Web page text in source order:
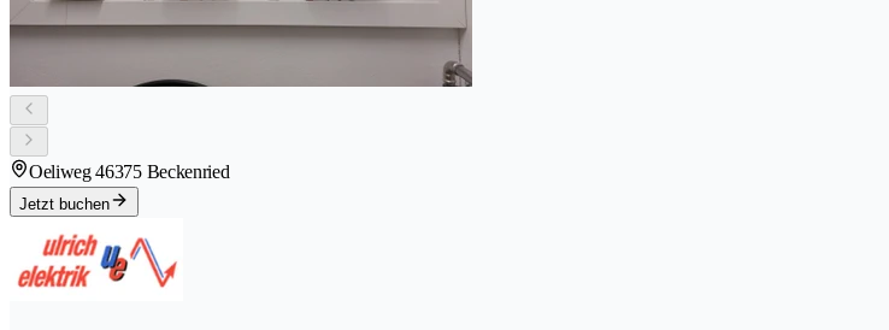
Oeliweg 46375 Beckenried
Jetzt buchen